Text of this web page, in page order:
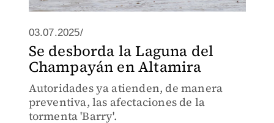
03.07.2025/
Se desborda la Laguna del
Champayán en Altamira
Autoridades ya atienden, de manera
preventiva, las afectaciones de la
tormenta 'Barry'.